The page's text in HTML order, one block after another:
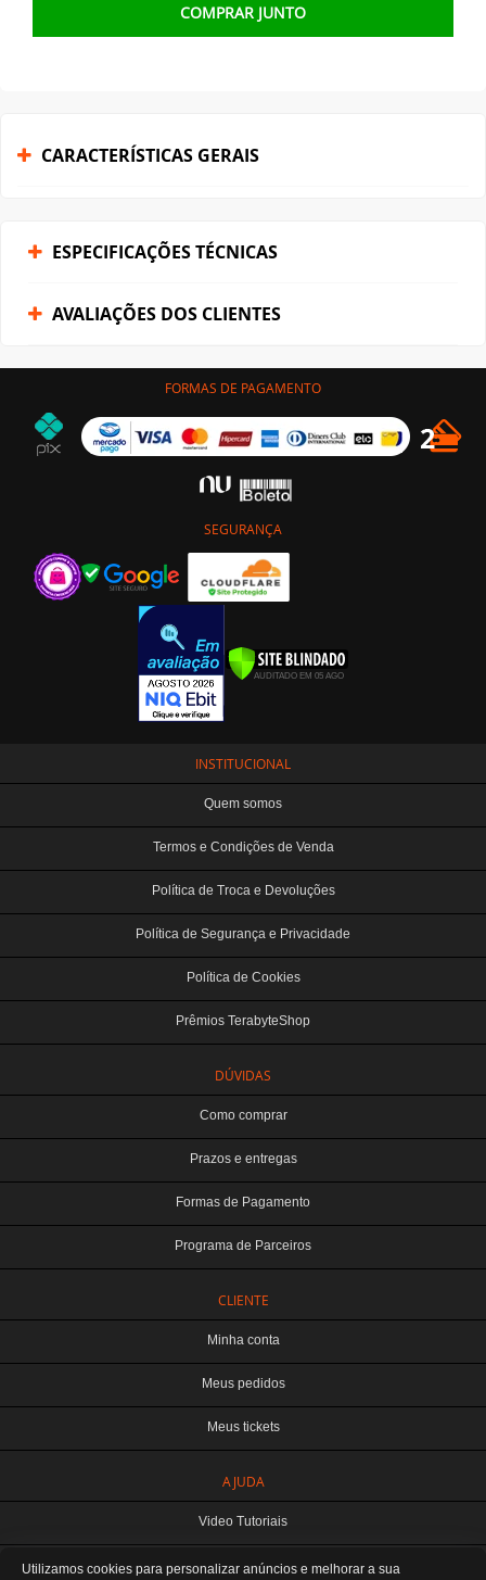
COMPRAR JUNTO
CARACTERÍSTICAS GERAIS
ESPECIFICAÇÕES TÉCNICAS
AVALIAÇÕES DOS CLIENTES
FORMAS DE PAGAMENTO
SEGURANÇA
INSTITUCIONAL
Quem somos
Termos e Condições de Venda
Política de Troca e Devoluções
Política de Segurança e Privacidade
Política de Cookies
Prêmios TerabyteShop
DÚVIDAS
Como comprar
Prazos e entregas
Formas de Pagamento
Programa de Parceiros
CLIENTE
Minha conta
Meus pedidos
Meus tickets
AJUDA
Video Tutoriais
Manuseio do Produto
TERABYTE ATACADO E VAREJO DE PRODUTOS DE INFORMATICA LTDA
CNPJ: 07.993.973/0001-18 | Curitiba-PR
do Google se aplicam.
De segunda a sexta das 8:30 às 12H / 13H às 18H
Utilizamos cookies para personalizar anúncios e melhorar a sua